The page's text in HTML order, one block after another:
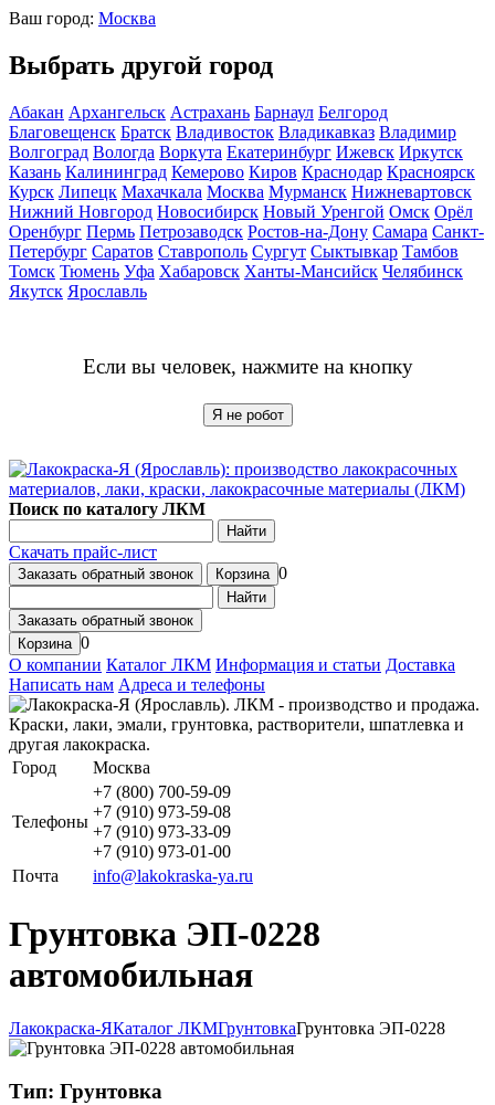
Ваш город: Москва
Выбрать другой город
Абакан Архангельск Астрахань Барнаул Белгород
Благовещенск Братск Владивосток Владикавказ Владимир
Волгоград Вологда Воркута Екатеринбург Ижевск Иркутск
Казань Калининград Кемерово Киров Краснодар Красноярск
Курск Липецк Махачкала Москва Мурманск Нижневартовск
Нижний Новгород Новосибирск Новый Уренгой Омск Орёл
Оренбург Пермь Петрозаводск Ростов-на-Дону Самара Санкт-
Петербург Саратов Ставрополь Сургут Сыктывкар Тамбов
Томск Тюмень Уфа Хабаровск Ханты-Мансийск Челябинск
Якутск Ярославль
Если вы человек, нажмите на кнопку
Я не робот
Поиск по каталогу ЛКМ
Найти
Скачать прайс-лист
Заказать обратный звонок Корзина 0
Найти
Заказать обратный звонок
Корзина 0
О компании Каталог ЛКМ Информация и статьи Доставка
Написать нам Адреса и телефоны
Город Москва
Телефоны
+7 (800) 700-59-09
+7 (910) 973-59-08
+7 (910) 973-33-09
+7 (910) 973-01-00
Почта
info@lakokraska-ya.ru
Грунтовка ЭП-0228
автомобильная
Лакокраска-ЯКаталог ЛКМГрунтовкаГрунтовка ЭП-0228
Тип: Грунтовка